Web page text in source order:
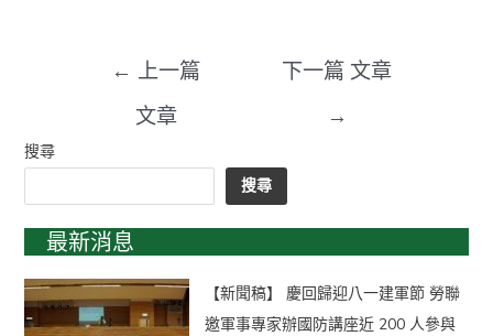
← 上一篇
文章
下一篇 文章
→
搜尋
搜尋
最新消息
【新聞稿】 慶回歸迎八一建軍節 勞聯
邀軍事專家辦國防講座近 200 人參與